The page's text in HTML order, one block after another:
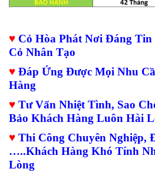
♥ Cỏ Hòa Phát Nơi Đáng
Cỏ Nhân Tạo
♥ Đáp Ứng Được Mọi Nhu
Hàng
♥ Tư Vấn Nhiệt Tình, Sao
Bảo Khách Hàng Luôn Hài
♥ Thi Công Chuyên Nghiệp,
…..Khách Hàng Khó Tính
Lòng